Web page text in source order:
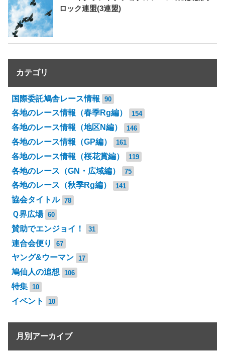
ロック連盟(3連盟)
カテゴリ
国際委託鳩舎レース情報 90
各地のレース情報（春季Rg編） 154
各地のレース情報（地区N編） 146
各地のレース情報（GP編） 161
各地のレース情報（桜花賞編） 119
各地のレース（GN・広域編） 75
各地のレース（秋季Rg編） 141
協会タイトル 78
Ｑ界広場 60
賛助でエンジョイ！ 31
連合会便り 67
ヤング&ウーマン 17
鳩仙人の追想 106
特集 10
イベント 10
月別アーカイブ